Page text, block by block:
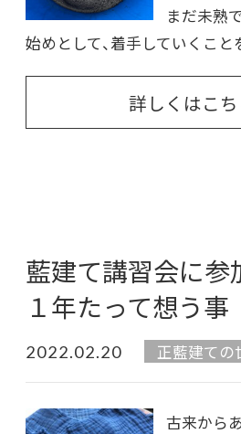
まだ未熟
始めとして、着手していくこと
詳しくはこち
藍建て講習会に参
１年たって想う事
2022.02.20 正藍建ての
古来から